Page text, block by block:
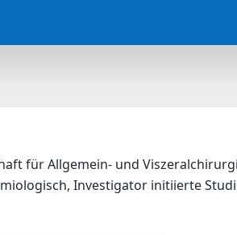
für Allgemein- und
Investigator initiierte